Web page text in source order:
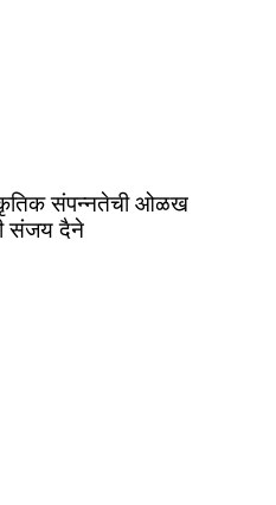
संपन्नतेची ओळख
संजय दैने